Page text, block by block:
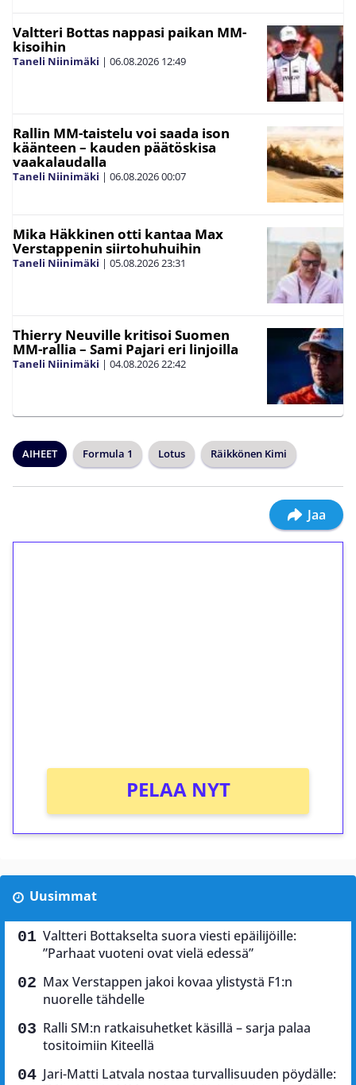
Valtteri Bottas nappasi paikan MM-
kisoihin
Taneli Niinimäki | 06.08.2026 12:49
Rallin MM-taistelu voi saada ison
käänteen – kauden päätöskisa
vaakalaudalla
Taneli Niinimäki | 06.08.202600:07
Mika Häkkinen otti kantaa Max
Verstappenin siirtohuhuihin
Taneli Niinimäki | 05.08.202623:31
Thierry Neuville kritisoi Suomen
MM-rallia – Sami Pajari eri linjoilla
Taneli Niinimäki | 04.08.202622:42
AIHEET Formula 1 Lotus Räikkönen Kimi
Jaa
PELAA NYT
Uusimmat
Valtteri Bottakselta suora viesti epäilijöille:
”Parhaat vuoteni ovat vielä edessä”
Max Verstappen jakoi kovaa ylistystä F1:n
nuorelle tähdelle
Ralli SM:n ratkaisuhetket käsillä – sarja palaa
tositoimiin Kiteellä
Jari-Matti Latvala nostaa turvallisuuden pöydälle: